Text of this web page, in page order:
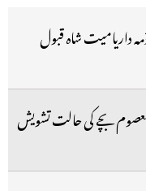
داریامیت شاہ قبول
بچے کی حالت تشویش